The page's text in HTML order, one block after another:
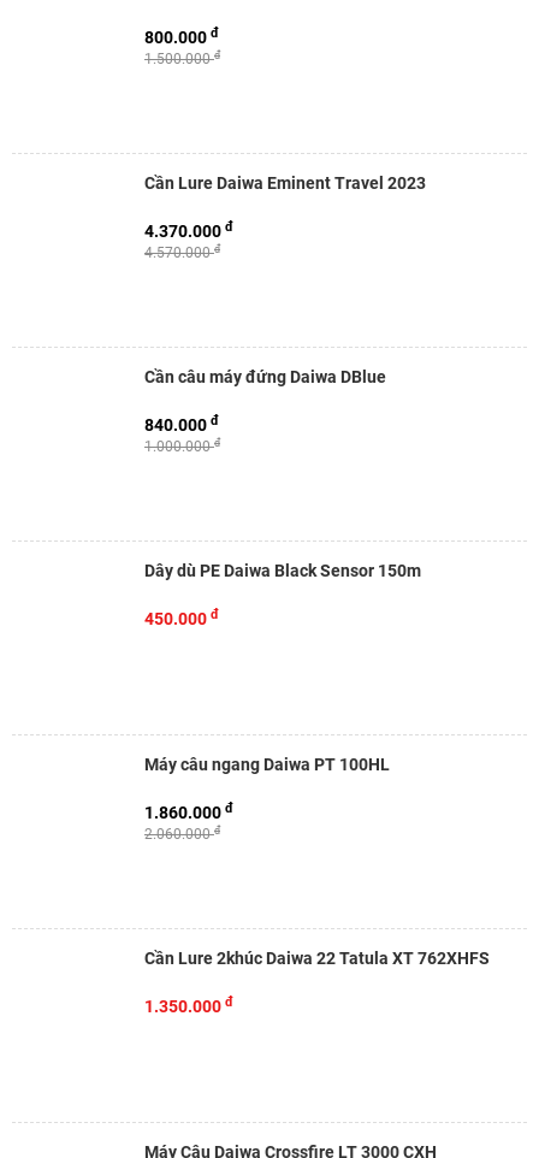
1.500.000đ
800.000 đ
Cần Lure Daiwa Eminent Travel 2023
4.570.000đ
4.370.000 đ
Cần câu máy đứng Daiwa DBlue
1.000.000đ
840.000 đ
Dây dù PE Daiwa Black Sensor 150m
450.000 đ
Máy câu ngang Daiwa PT 100HL
2.060.000đ
1.860.000 đ
Cần Lure 2khúc Daiwa 22 Tatula XT 762XHFS
1.350.000 đ
Máy Câu Daiwa Crossfire LT 3000 CXH